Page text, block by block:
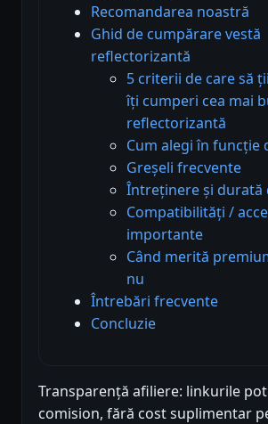
Recomandarea noastră
Ghid de cumpărare vestă
reflectorizantă
5 criterii de care să
îți cumperi cea mai
reflectorizantă
Cum alegi în funcție
Greșeli frecvente
Întreținere și durată
Compatibilități /
importante
Când merită
nu
Întrebări frecvente
Concluzie
Transparență afiliere: linkurile
comision, fără cost suplimentar